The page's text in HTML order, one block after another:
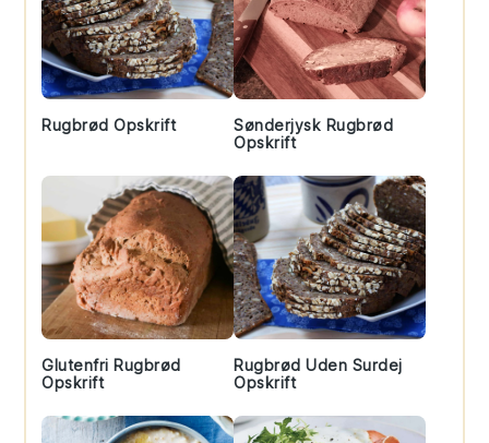
Rugbrød Opskrift
Sønderjysk Rugbrød
Opskrift
Glutenfri Rugbrød
Opskrift
Rugbrød Uden Surdej
Opskrift